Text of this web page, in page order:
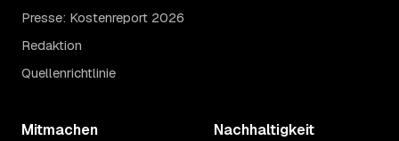
Presse: Kostenreport 2026
Redaktion
Quellenrichtlinie
Mitmachen Nachhaltigkeit